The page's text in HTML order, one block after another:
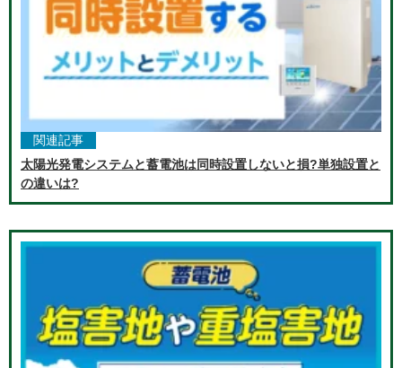
関連記事
太陽光発電システムと蓄電池は同時設置しないと損?単独設置と
の違いは?